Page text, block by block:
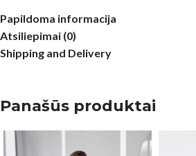
Papildoma informacija
Atsiliepimai (0)
Shipping and Delivery
Panašūs produktai